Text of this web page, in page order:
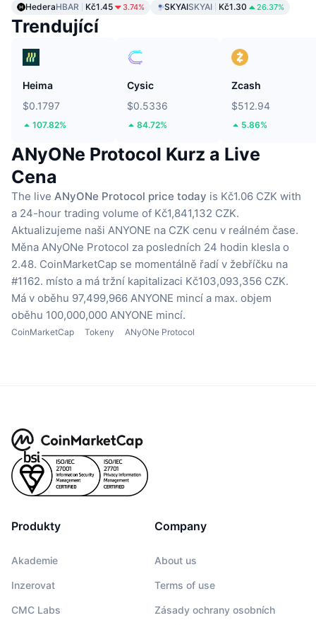
HederaHBAR Kč1.45 3.74% SKYAISKYAI Kč1.30 26.37%
Trendující
Heima
$0.1797
107.82%
Cysic
$0.5336
84.72%
Zcash
$512.94
5.86%
ANyONe Protocol Kurz a Live
Cena
The live ANyONe Protocol price today is Kč1.06 CZK with
a 24-hour trading volume of Kč1,841,132 CZK.
Aktualizujeme naši ANYONE na CZK cenu v reálném čase.
Měna ANyONe Protocol za posledních 24 hodin klesla o
2.48. CoinMarketCap se momentálně řadí v žebříčku na
#1162. místo a má tržní kapitalizaci Kč103,093,356 CZK.
Má v oběhu 97,499,966 ANYONE mincí a max. objem
oběhu 100,000,000 ANYONE mincí.
CoinMarketCap Tokeny ANyONe Protocol
Produkty
Akademie
Inzerovat
CMC Labs
Company
About us
Terms of use
Zásady ochrany osobních